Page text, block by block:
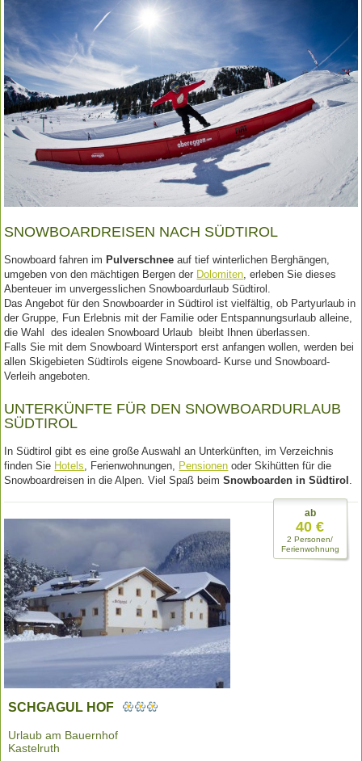
SNOWBOARDREISEN NACH SÜDTIROL
Snowboard fahren im Pulverschnee auf tief winterlichen Berghängen,
umgeben von den mächtigen Bergen der Dolomiten, erleben Sie dieses
Abenteuer im unvergesslichen Snowboardurlaub Südtirol.
Das Angebot für den Snowboarder in Südtirol ist vielfältig, ob Partyurlaub in
der Gruppe, Fun Erlebnis mit der Familie oder Entspannungsurlaub alleine,
die Wahl des idealen Snowboard Urlaub bleibt Ihnen überlassen.
Falls Sie mit dem Snowboard Wintersport erst anfangen wollen, werden bei
allen Skigebieten Südtirols eigene Snowboard- Kurse und Snowboard-
Verleih angeboten.
UNTERKÜNFTE FÜR DEN SNOWBOARDURLAUB
SÜDTIROL
In Südtirol gibt es eine große Auswahl an Unterkünften, im Verzeichnis
finden Sie Hotels, Ferienwohnungen, Pensionen oder Skihütten für die
Snowboardreisen in die Alpen. Viel Spaß beimSnowboarden in Südtirol .
SCHGAGUL HOF
Urlaub am Bauernhof
Kastelruth
ab
40 €
2 Personen/
Ferienwohnung